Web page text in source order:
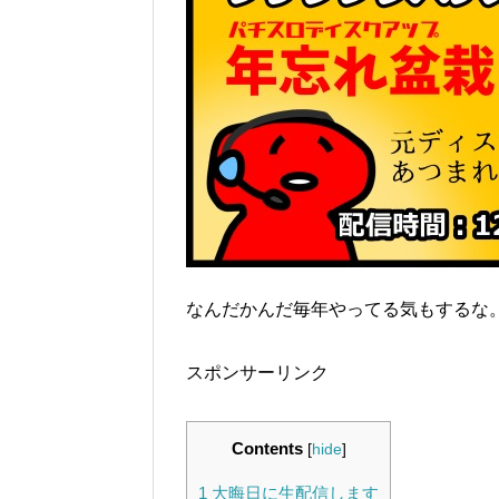
なんだかんだ毎年やってる気もするな
スポンサーリンク
Contents [hide]
1 大晦日に生配信します